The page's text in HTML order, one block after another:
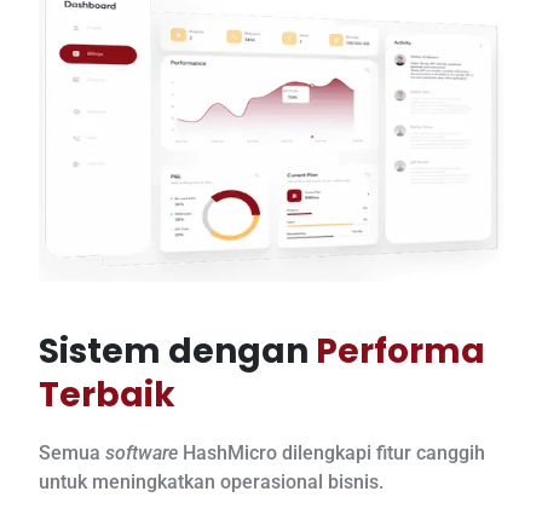
Sistem dengan Performa
Terbaik
Semua software HashMicro dilengkapi fitur canggih
untuk meningkatkan operasional bisnis.